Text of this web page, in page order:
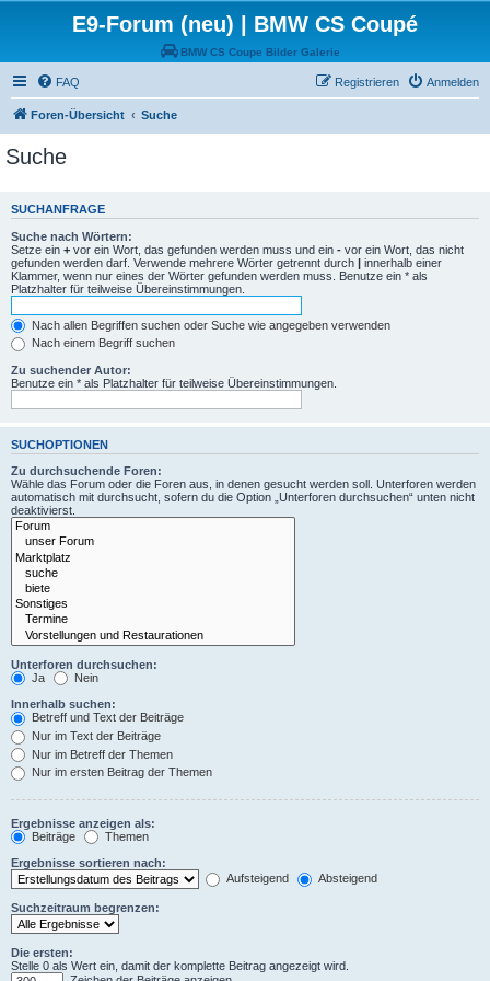
E9-Forum (neu) | BMW CS Coupé
BMW CS Coupe Bilder Galerie
FAQ Anmelden
Registrieren
Foren-Übersicht Suche
Suche
SUCHANFRAGE
Suche nach Wörtern:
Setze ein + vor ein Wort, das gefunden werden muss und ein - vor ein Wort, das nicht
gefunden werden darf. Verwende mehrere Wörter getrennt durch | innerhalb einer
Klammer, wenn nur eines der Wörter gefunden werden muss. Benutze ein * als
Platzhalter für teilweise Übereinstimmungen.
Nach allen Begriffen suchen oder Suche wie angegeben verwenden
Nach einem Begriff suchen
Zu suchender Autor:
Benutze ein * als Platzhalter für teilweise Übereinstimmungen.
SUCHOPTIONEN
Zu durchsuchende Foren:
Wähle das Forum oder die Foren aus, in denen gesucht werden soll. Unterforen werden
automatisch mit durchsucht, sofern du die Option „Unterforen durchsuchen“ unten nicht
deaktivierst.
Unterforen durchsuchen:
Ja
Nein
Innerhalb suchen:
Betreff und Text der Beiträge
Nur im Text der Beiträge
Nur im Betreff der Themen
Nur im ersten Beitrag der Themen
Ergebnisse anzeigen als:
Beiträge
Themen
Ergebnisse sortieren nach:
Aufsteigend
Absteigend
Suchzeitraum begrenzen:
Die ersten:
Stelle 0 als Wert ein, damit der komplette Beitrag angezeigt wird.